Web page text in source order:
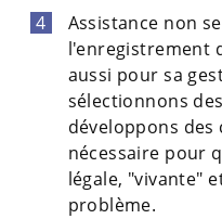
Assistance non
l'enregistrement
aussi pour sa
sélectionnons
développons
nécessaire pour
légale, "vivante"
problème.